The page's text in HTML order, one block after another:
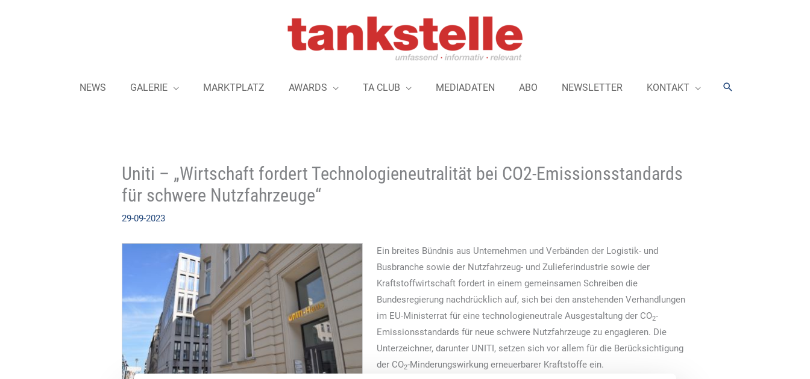
NEWS GALERIE MARKTPLATZ AWARDS TA CLUB MEDIADATEN ABO NEWSLETTER KONTAKT Suchen
Uniti – „Wirtschaft fordert Technologieneutralität bei CO2-Emissionsstandards
für schwere Nutzfahrzeuge“
29-09-2023
Ein breites Bündnis aus Unternehmen und Verbänden der Logistik- und
Busbranche sowie der Nutzfahrzeug- und Zulieferindustrie sowie der
Kraftstoffwirtschaft fordert in einem gemeinsamen Schreiben die
Bundesregierung nachdrücklich auf, sich bei den anstehenden Verhandlungen
im EU-Ministerrat für eine technologieneutrale Ausgestaltung der CO2-
Emissionsstandards für neue schwere Nutzfahrzeuge zu engagieren. Die
Unterzeichner, darunter UNITI, setzen sich vor allem für die Berücksichtigung
der CO2-Minderungswirkung erneuerbarer Kraftstoffe ein.